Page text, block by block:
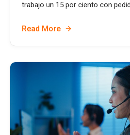
trabajo un 15 por ciento con
Read More